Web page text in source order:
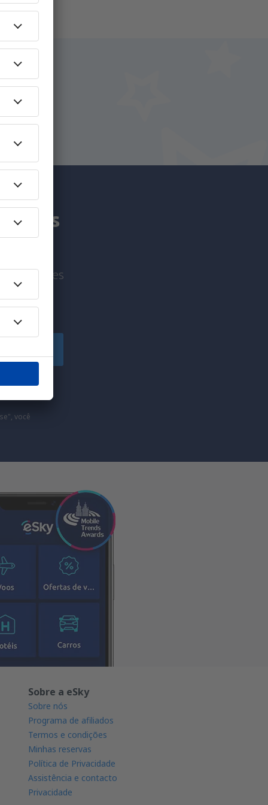
mais
antes
(na
você
Sobre a eSky
Sobre nós
Programa de afiliados
Termos e condições
Minhas reservas
Política de Privacidade
Assistência e contacto
Privacidade